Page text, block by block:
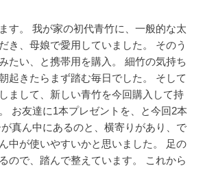
す。
我が家の初代青竹に、一般的な太
き、母娘で愛用していました。
そのう
たい、と携帯用を購入。
細竹の気持ち
起きたらまず踏む毎日でした。
そして
まして、新しい青竹を今回購入して持
お友達に1本プレゼントを、と今回2本
真ん中にあるのと、横寄りがあり、で
中が使いやすいかと思いました。
足の
ので、踏んで整えています。
これから